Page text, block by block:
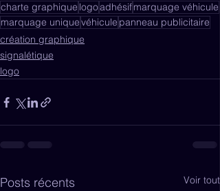
charte graphique logoadhésifmarquage véhicule
marquage uniquevéhicule panneau publicitaire
création graphique
signalétique
logo
Posts récents Voir tout